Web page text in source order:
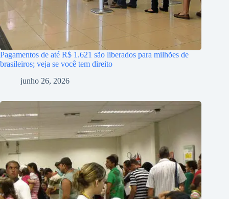
Pagamentos de até R$ 1.621 são liberados para milhões de
brasileiros; veja se você tem direito
junho 26, 2026